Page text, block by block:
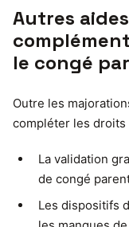
Autres
le congé
Outre les
compléter les droits
La validation
de congé
Les dispositifs